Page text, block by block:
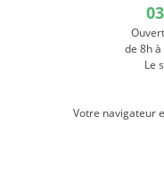
de 8h
Le
Votre navigateur